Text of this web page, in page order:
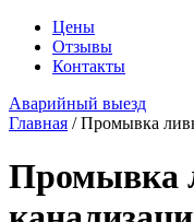
Цены
Отзывы
Контакты
Аварийный выезд
Главная / Промывка
Промывка